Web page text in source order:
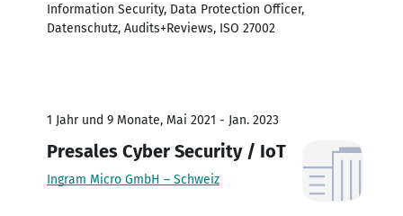
Information Security, Data Protection Officer,
Datenschutz, Audits+Reviews, ISO 27002
1 Jahr und 9 Monate, Mai 2021 - Jan. 2023
Presales Cyber Security / IoT
Ingram Micro GmbH – Schweiz